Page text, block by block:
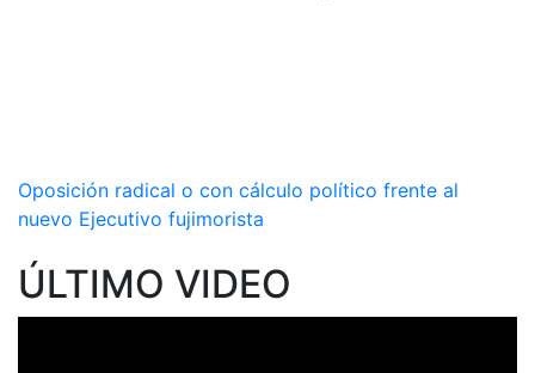
Oposición radical o con cálculo político frente al
nuevo Ejecutivo fujimorista
ÚLTIMO VIDEO